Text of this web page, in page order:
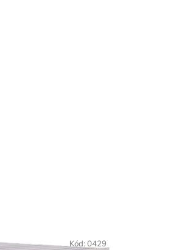
Kód: 0429